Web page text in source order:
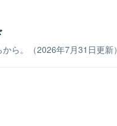
ら。（2026年7月31日更新）